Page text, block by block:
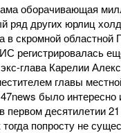
оборачивающая
ряд других юрлиц
в скромной областной
регистрировалась
глава Карелии
главы
было интересно
первом десятилетии
тогда попросту не